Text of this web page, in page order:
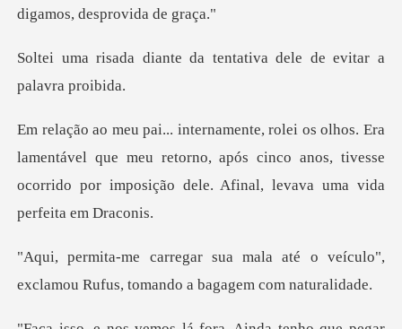
da tentativa dele de ev
entável que meu retorno, após cinco anos, tivesse
ocorrido por
a até o veículo",
exclamou Rufus,